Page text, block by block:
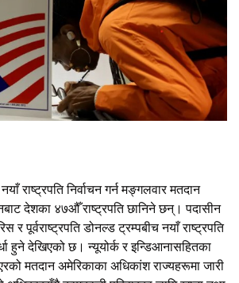
राष्ट्रपति निर्वाचन गर्न मङ्गलवार मतदान
देशका ४७औँ राष्ट्रपति छानिने छन्। पदासीन
र पूर्वराष्ट्रपति डोनल्ड ट्रम्पबीच नयाँ राष्ट्रपति
हुने देखिएको छ। न्यूयोर्क र इन्डिआनासहितका
मतदान अमेरिकाका अधिकांश राज्यहरूमा जारी